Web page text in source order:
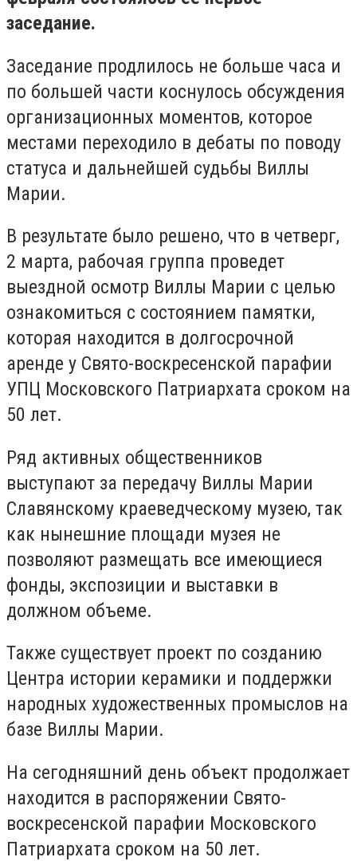
заседание.
Заседание продлилось не больше часа и
по большей части коснулось обсуждения
организационных моментов, которое
местами переходило в дебаты по поводу
статуса и дальнейшей судьбы Виллы
Марии.
В результате было решено, что в четверг,
2 марта, рабочая группа проведет
выездной осмотр Виллы Марии с целью
ознакомиться с состоянием памятки,
которая находится в долгосрочной
аренде у Свято-воскресенской парафии
УПЦ Московского Патриархата сроком на
50 лет.
Ряд активных общественников
выступают за передачу Виллы Марии
Славянскому краеведческому музею, так
как нынешние площади музея не
позволяют размещать все имеющиеся
фонды, экспозиции и выставки в
должном объеме.
Также существует проект по созданию
Центра истории керамики и поддержки
народных художественных промыслов на
базе Виллы Марии.
На сегодняшний день объект продолжает
находится в распоряжении Свято-
воскресенской парафии Московского
Патриархата сроком на 50 лет.